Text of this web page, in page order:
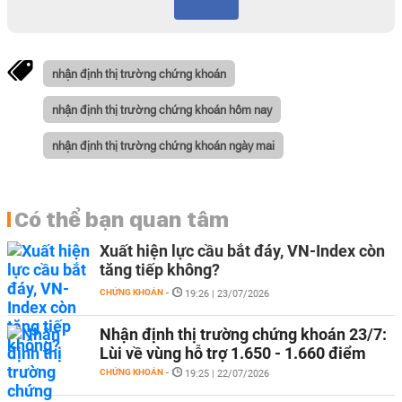
nhận định thị trường chứng khoán
nhận định thị trường chứng khoán hôm nay
nhận định thị trường chứng khoán ngày mai
Có thể bạn quan tâm
Xuất hiện lực cầu bắt đáy, VN-Index còn
tăng tiếp không?
CHỨNG KHOÁN - 19:26 | 23/07/2026
Nhận định thị trường chứng khoán 23/7:
Lùi về vùng hỗ trợ 1.650 - 1.660 điểm
CHỨNG KHOÁN - 19:25 | 22/07/2026